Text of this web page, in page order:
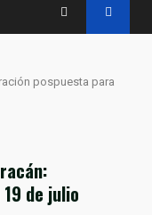
pospuesta para
de julio